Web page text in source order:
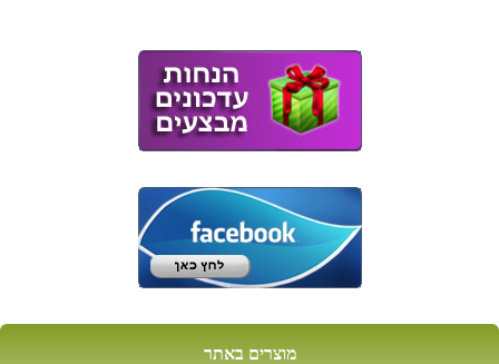
מוצרים באתר